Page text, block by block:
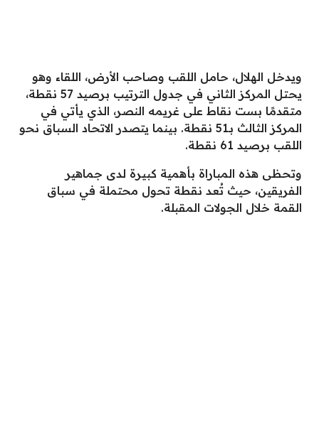
ويدخل الهلال، حامل اللقب وصاحب الأرض، اللقاء وهو
يحتل المركز الثاني في جدول الترتيب برصيد 57 نقطة،
متقدمًا بست نقاط على غريمه النصر، الذي يأتي في
المركز الثالث بـ51 نقطة. بينما يتصدر الاتحاد السباق نحو
اللقب برصيد 61 نقطة.
وتحظى هذه المباراة بأهمية كبيرة لدى جماهير
الفريقين، حيث تُعد نقطة تحول محتملة في سباق
القمة خلال الجولات المقبلة.